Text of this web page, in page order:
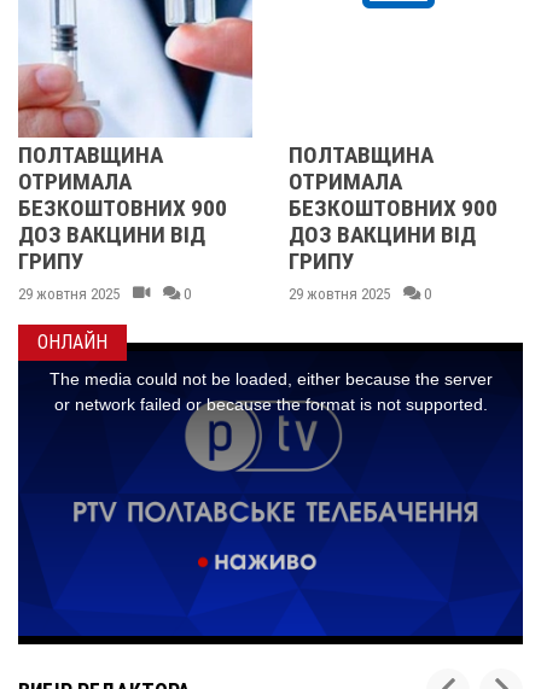
ПОЛТАВЩИНА
ОТРИМАЛА
БЕЗКОШТОВНИХ 900
ДОЗ ВАКЦИНИ ВІД
ГРИПУ
29 жовтня 2025 0
ПОЛТАВЩИНА
ОТРИМАЛА
БЕЗКОШТОВНИХ 900
ДОЗ ВАКЦИНИ ВІД
ГРИПУ
29 жовтня 2025 0
ОНЛАЙН